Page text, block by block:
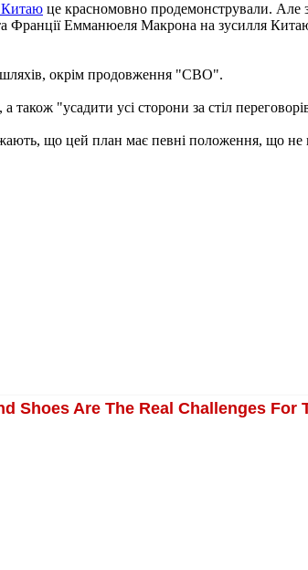
Китаю це красномовно продемонстрували. Але
Франції Емманюеля Макрона на зусилля
шляхів, окрім продовження "СВО".
, а також "усадити усі сторони за стіл
що цей план має певні положення, що не